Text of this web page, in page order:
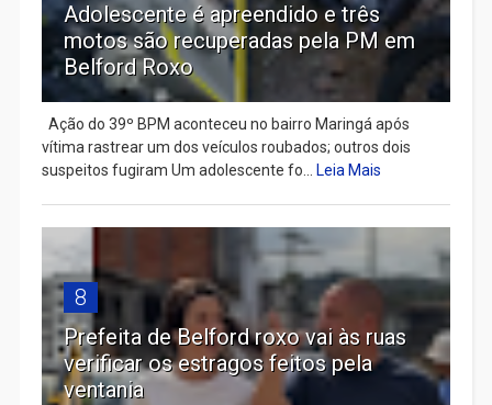
Adolescente é apreendido e três
motos são recuperadas pela PM em
Belford Roxo
Ação do 39º BPM aconteceu no bairro Maringá após
vítima rastrear um dos veículos roubados; outros dois
suspeitos fugiram Um adolescente fo...
Leia Mais
8
Prefeita de Belford roxo vai às ruas
verificar os estragos feitos pela
ventania